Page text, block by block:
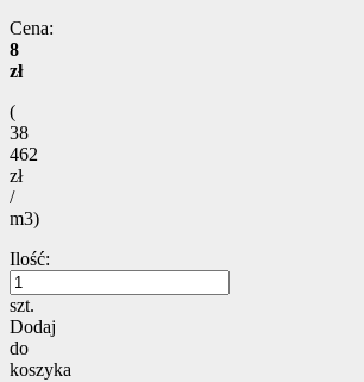
Cena:
8
zł
(
38
462
zł
/
m3)
Ilość:
szt.
Dodaj
do
koszyka